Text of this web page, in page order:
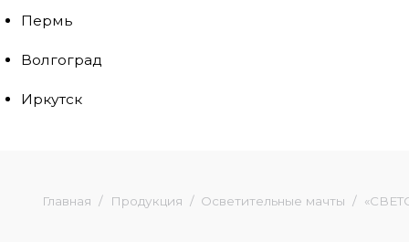
Пермь
Волгоград
Иркутск
Главная Продукция Осветительные мачты